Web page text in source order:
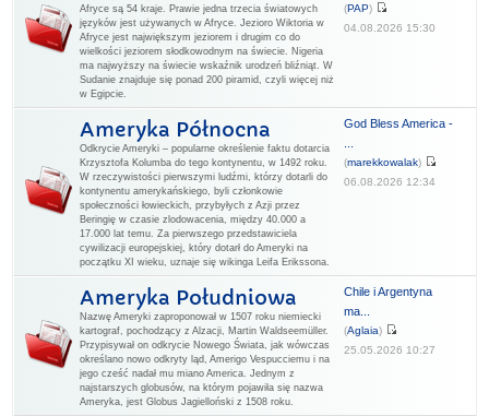
Afryce są 54 kraje. Prawie jedna trzecia światowych
języków jest używanych w Afryce. Jezioro Wiktoria w
Afryce jest największym jeziorem i drugim co do
wielkości jeziorem słodkowodnym na świecie. Nigeria
ma najwyższy na świecie wskaźnik urodzeń bliźniąt. W
Sudanie znajduje się ponad 200 piramid, czyli więcej niż
w Egipcie.
(PAP)
04.08.2026 15:30
Ameryka Północna
Odkrycie Ameryki – popularne określenie faktu dotarcia
Krzysztofa Kolumba do tego kontynentu, w 1492 roku.
W rzeczywistości pierwszymi ludźmi, którzy dotarli do
kontynentu amerykańskiego, byli członkowie
społeczności łowieckich, przybyłych z Azji przez
Beringię w czasie zlodowacenia, między 40.000 a
17.000 lat temu. Za pierwszego przedstawiciela
cywilizacji europejskiej, który dotarł do Ameryki na
początku XI wieku, uznaje się wikinga Leifa Erikssona.
God Bless America -
(marekkowalak)
06.08.2026 12:34
Ameryka Południowa
Nazwę Ameryki zaproponował w 1507 roku niemiecki
kartograf, pochodzący z Alzacji, Martin Waldseemüller.
Przypisywał on odkrycie Nowego Świata, jak wówczas
określano nowo odkryty ląd, Amerigo Vespucciemu i na
jego cześć nadał mu miano America. Jednym z
najstarszych globusów, na którym pojawiła się nazwa
Ameryka, jest Globus Jagielloński z 1508 roku.
Chile i Argentyna
ma...
(Aglaia)
25.05.2026 10:27